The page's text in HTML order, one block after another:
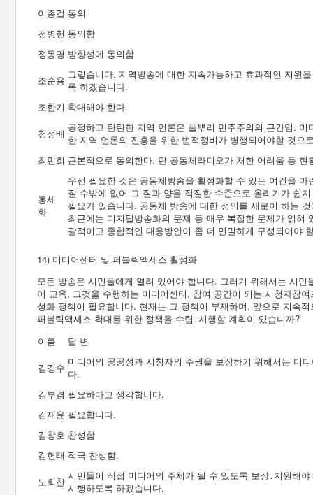
이종걸 동의
전병헌 동의함
정동영 방향성에 동의함
조순용 그렇습니다. 지역방송에 대한 지속가능하고 효과적인 지원
록 하겠습니다.
조한기 확대해야 한다.
천정배 공정하고 탄탄한 지역 언론은 풀뿌리 민주주의의 근간임.
한 지역 언론의 진흥을 위한 법적정비가 병행되어야할 것으
최민희 근본적으로 동의한다. 단 공동체라디오가 처한 어려움 등
홍세
화
우선 필요한 것은 공동체방송을 활성화할 수 있는 여건을
질 수밖에 없어 그 질과 양을 적절한 수준으로 올리기가 쉽
필요가 있습니다. 공동체 방송에 대한 정의를 새로이 하는
최근에는 디지털방송화의 문제 등 매우 복잡한 문제가 얽
괄적이고 종합적인 대응방안이 좀 더 면밀하게 구성되어야
14) 미디어센터 및 퍼블릭액세스 활성화
모든 방송은 시민들에게 열려 있어야 합니다. 그러기 위해서는 시
어 교육, 그것을 수행하는 미디어센터, 참여 공간이 되는 시청자참
성화 정책이 필요합니다. 현재는 그 정책이 부재하며, 앞으로 지속
퍼블릭액세스 확대를 위한 정책을 수립․시행할 계획이 있습니까?
이름
답 변
김경수 미디어의 공공성과 시청자의 주권을 보장하기 위해서는 미
다.
김부겸 필요하다고 생각합니다.
김재윤 필요합니다.
김창호 찬성함
김헌태 적극 찬성함.
노회찬 시민들이 직접 미디어의 주체가 될 수 있도록 보장․지원해
시행하도록 하겠습니다.